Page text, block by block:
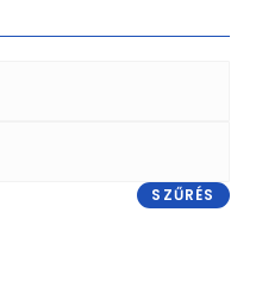
SZŰRÉS